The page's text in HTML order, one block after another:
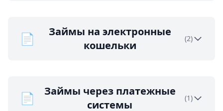
📄
Займы на электронные
кошельки
(2)
📄
Займы через платежные
системы
(1)